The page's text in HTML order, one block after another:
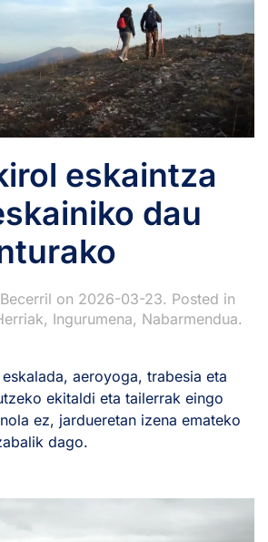
eskaintza
dau
on 2026-03-23. Posted in
, Ingurumena, Nabarmendua.
aeroyoga, trabesia eta
ekitaldi eta tailerrak eingo
ez, jardueretan izena emateko
dago.